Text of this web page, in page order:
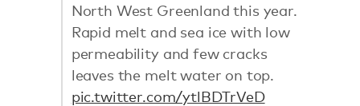
North West Greenland this year.
Rapid melt and sea ice with low
permeability and few cracks
leaves the melt water on top.
pic.twitter.com/ytlBDTrVeD